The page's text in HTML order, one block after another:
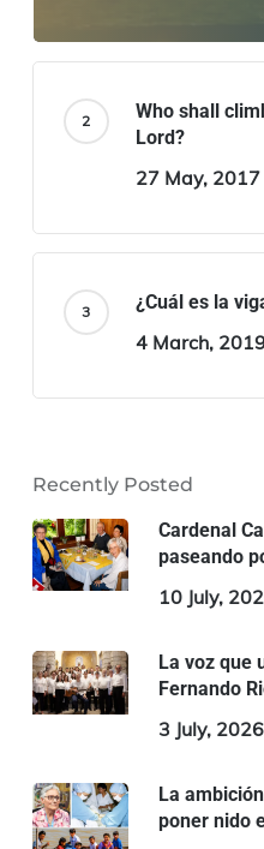
Who shall
Lord?
27 May, 2017
¿Cuál es la
4 March,
Recently Posted
Cardenal
paseando
10 July,
La voz que
Fernando
3 July, 2026
La
poner nido